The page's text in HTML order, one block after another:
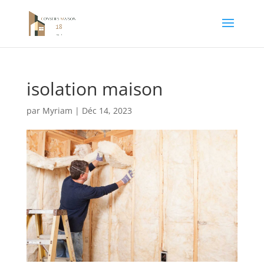
isolation maison
par Myriam | Déc 14, 2023